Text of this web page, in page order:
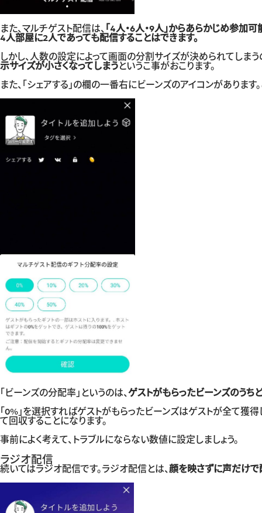
また、マルチゲスト配信は、 「4人・6人・9人」からあらかじめ参加
4人部屋に2人であっても配信することはできます。
しかし、人数の設定によって画面の分割サイズが決められてしま
示サイズが小さくなってしまうというこ事がおこります。
また、「シェアする」の欄の一番右にビーンズのアイコンがあります。
「ビーンズの分配率」というのは、 ゲストがもらったビーンズのうち
「0%」を選択すればゲストがもらったビーンズはゲストが全て獲
て回収することになります。
事前によく考えて、トラブルにならない数値に設定しましょう。
ラジオ配信
続いてはラジオ配信です。ラジオ配信とは、 顔を映さずに声だけ